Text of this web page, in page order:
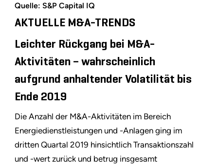
Quelle: S&P Capital IQ
AKTUELLE M&A-TRENDS
Leichter Rückgang bei M&A-
Aktivitäten – wahrscheinlich
aufgrund anhaltender Volatilität bis
Ende 2019
Die Anzahl der M&A-Aktivitäten im Bereich
Energiedienstleistungen und -Anlagen ging im
dritten Quartal 2019 hinsichtlich Transaktionszahl
und -wert zurück und betrug insgesamt